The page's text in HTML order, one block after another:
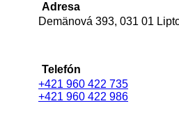
Adresa
Demänová 393, 031 01
Telefón
+421 960 422 735
+421 960 422 986